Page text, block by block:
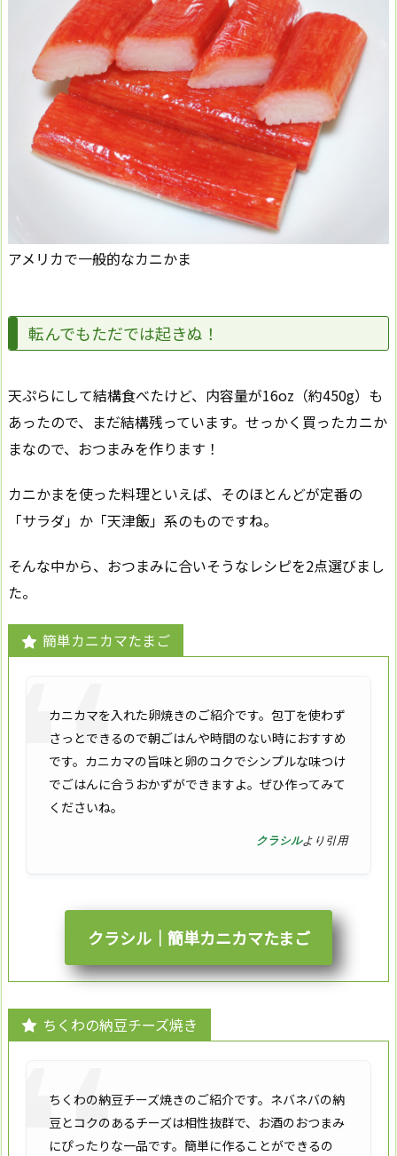
アメリカで一般的なカニかま
転んでもただでは起きぬ！
天ぷらにして結構食べたけど、内容量が16oz（約450g）も
あったので、まだ結構残っています。せっかく買ったカニか
まなので、おつまみを作ります！
カニかまを使った料理といえば、そのほとんどが定番の
「サラダ」か「天津飯」系のものですね。
そんな中から、おつまみに合いそうなレシピを2点選びまし
た。
簡単カニカマたまご
カニカマを入れた卵焼きのご紹介です。包丁を使わず
さっとできるので朝ごはんや時間のない時におすすめ
です。カニカマの旨味と卵のコクでシンプルな味つけ
でごはんに合うおかずができますよ。ぜひ作ってみて
くださいね。
クラシルより引用
クラシル｜簡単カニカマたまご
ちくわの納豆チーズ焼き
ちくわの納豆チーズ焼きのご紹介です。ネバネバの納
豆とコクのあるチーズは相性抜群で、お酒のおつまみ
にぴったりな一品です。簡単に作ることができるの